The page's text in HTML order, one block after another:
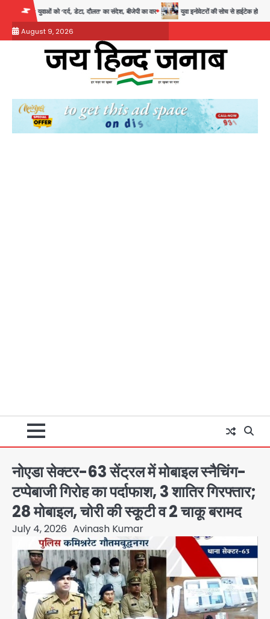
content
डेटा, दौलत’ का संदेश, बीजेपी का वार युवा इनोवेटरों की सोच से हाईटेक होगी दिल्ली पुलिस
August 9, 2026
नोएडा सेक्टर-63 सेंट्रल में मोबाइल स्नैचिंग-
टप्पेबाजी गिरोह का पर्दाफाश, 3 शातिर गिरफ्तार;
28 मोबाइल, चोरी की स्कूटी व 2 चाकू बरामद
July 4, 2026 Avinash Kumar